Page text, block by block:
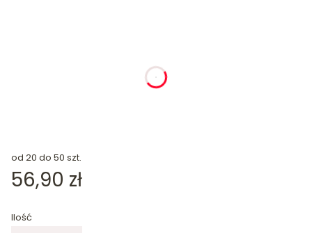
od 20 do 50 szt.
Cena
56,90 zł
Ilość